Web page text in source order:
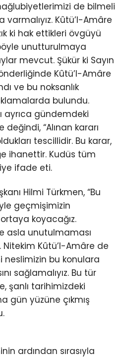
de bilmeli
Kûtü’l-Amâre
ki hak ettikleri övgüyü
unutturulmaya
mevcut. Şükür ki Sayın
Kûtü’l-Amâre
ve bu noksanlık
bulundu.
ayrıca gündemdeki
“Alınan kararı
tescillidir. Bu karar,
ihanettir. Kudüs tüm
ifade eti.
Hilmi Türkmen, “Bu
geçmişimizin
koyacağız.
asla unutulmaması
Nitekim Kûtü’l-Amâre de
neslimizin bu konulara
sağlamalıyız. Bu tür
şanlı tarihimizdeki
gün yüzüne çıkmış
ardından sırasıyla